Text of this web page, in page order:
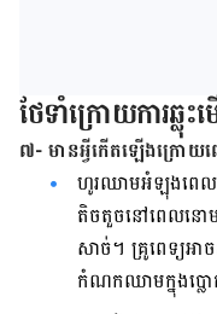
ថែទាំក្រោយការឆ្លុ
៧- មានអ្វីកើតឡើងក្រោយ
ហូរ​ឈាម​អំឡុង​ពេល
តិច​តួច​នៅ​ពេល​នោ
សាច់។ គ្រូ​ពេទ្យ​អ
កំណក​ឈាម​ក្នុង​ប្ល